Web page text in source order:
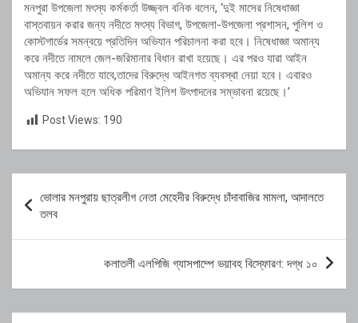
মনপুরা উপজেলা মৎস্য কর্মকর্তা উজ্জ্বল বনিক বলেন, ‘দুই মাসের নিষেধাজ্ঞা
বাস্তবায়ন করার জন্য নদীতে মৎস্য বিভাগ, উপজেলা-উপজেলা প্রশাসন, পুলিশ ও
কোস্টগার্ডের সমন্বয়ে প্রতিদিন অভিযান পরিচালনা করা হবে। নিষেধাজ্ঞা অমান্য
করে নদীতে নামলে জেল-জরিমানার বিধান রাখা হয়েছে। এর পরও যারা আইন
অমান্য করে নদীতে যাবে,তাদের বিরুদ্ধে আইনগত ব্যবস্থা নেয়া হবে। এবারও
অভিযান সফল হলে অধিক পরিমাণ ইলিশ উৎপাদনের সম্ভাবনা রয়েছে।’
Post Views: 190
navigation
ভোলার মনপুরায় ছাত্রলীগ নেতা মেহেদীর বিরুদ্ধে চাঁদাবাজির মামলা, আদালতে
তলব
কলাতলী এলপিজি গ্যাসপাম্পে ভয়াবহ বিস্ফোরণ: দগ্ধ ১০